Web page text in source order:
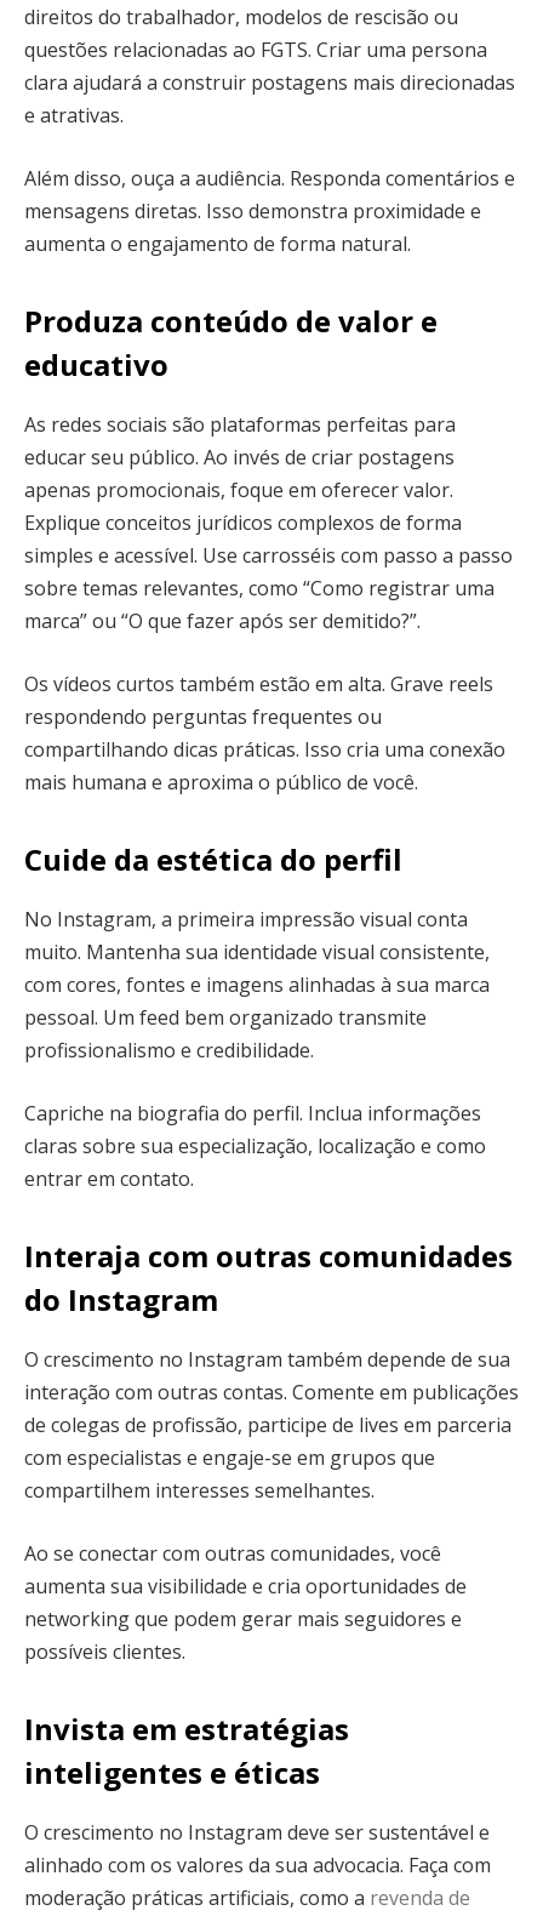
direitos do trabalhador, modelos de rescisão ou
questões relacionadas ao FGTS. Criar uma persona
clara ajudará a construir postagens mais direcionadas
e atrativas.
Além disso, ouça a audiência. Responda comentários e
mensagens diretas. Isso demonstra proximidade e
aumenta o engajamento de forma natural.
Produza conteúdo de valor e
educativo
As redes sociais são plataformas perfeitas para
educar seu público. Ao invés de criar postagens
apenas promocionais, foque em oferecer valor.
Explique conceitos jurídicos complexos de forma
simples e acessível. Use carrosséis com passo a passo
sobre temas relevantes, como “Como registrar uma
marca” ou “O que fazer após ser demitido?”.
Os vídeos curtos também estão em alta. Grave reels
respondendo perguntas frequentes ou
compartilhando dicas práticas. Isso cria uma conexão
mais humana e aproxima o público de você.
Cuide da estética do perfil
No Instagram, a primeira impressão visual conta
muito. Mantenha sua identidade visual consistente,
com cores, fontes e imagens alinhadas à sua marca
pessoal. Um feed bem organizado transmite
profissionalismo e credibilidade.
Capriche na biografia do perfil. Inclua informações
claras sobre sua especialização, localização e como
entrar em contato.
Interaja com outras comunidades
do Instagram
O crescimento no Instagram também depende de sua
interação com outras contas. Comente em publicações
de colegas de profissão, participe de lives em parceria
com especialistas e engaje-se em grupos que
compartilhem interesses semelhantes.
Ao se conectar com outras comunidades, você
aumenta sua visibilidade e cria oportunidades de
networking que podem gerar mais seguidores e
possíveis clientes.
Invista em estratégias
inteligentes e éticas
O crescimento no Instagram deve ser sustentável e
alinhado com os valores da sua advocacia. Faça com
moderação práticas artificiais, como a revenda de